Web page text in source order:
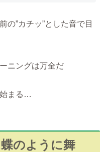
の”カチッ”とした音で目
ニングは万全だ
まる…
のように舞